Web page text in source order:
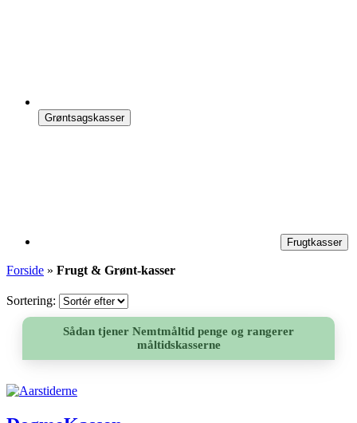
Grøntsagskasser
Frugtkasser
Forside » Frugt & Grønt-kasser
Sortering:
Sådan tjener Nemtmåltid penge og rangerer
måltidskasserne